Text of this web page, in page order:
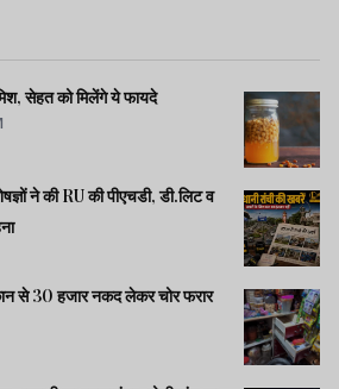
सेहत को मिलेंगे ये फायदे
ने की RU की पीएचडी, डी.लिट व
से 30 हजार नकद लेकर चोर फरार